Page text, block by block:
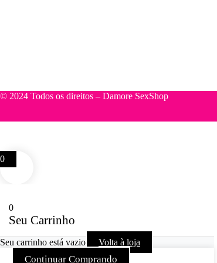
© 2024 Todos os direitos – Damore SexShop
0
0
Seu Carrinho
Seu carrinho está vazio Volta à loja
Continuar Comprando